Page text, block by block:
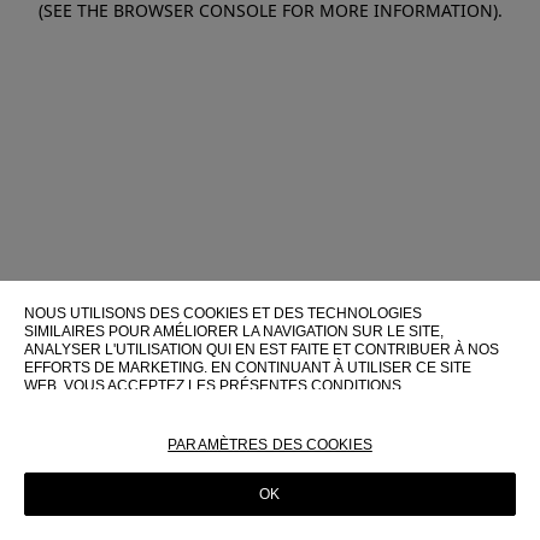
(SEE THE BROWSER CONSOLE FOR MORE INFORMATION).
NOUS UTILISONS DES COOKIES ET DES TECHNOLOGIES
SIMILAIRES POUR AMÉLIORER LA NAVIGATION SUR LE SITE,
ANALYSER L'UTILISATION QUI EN EST FAITE ET CONTRIBUER À NOS
EFFORTS DE MARKETING. EN CONTINUANT À UTILISER CE SITE
WEB, VOUS ACCEPTEZ LES PRÉSENTES CONDITIONS
POUR PLUS D'INFORMATIONS SUR CES TECHNOLOGIES ET LEUR
POLITIQUE EN MATIÈRE DE COOKIES
PARAMÈTRES DES COOKIES
OK